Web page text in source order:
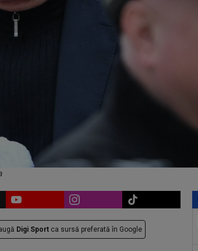
Digi Sport ca sursă preferată în Google